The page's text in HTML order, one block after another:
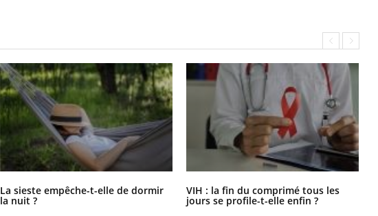
La sieste empêche-t-elle de dormir
la nuit ?
VIH : la fin du comprimé tous les
jours se profile-t-elle enfin ?